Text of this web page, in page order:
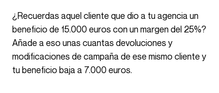
¿Recuerdas aquel cliente que dio a tu agencia un
beneficio de 15.000 euros con un margen del 25%?
Añade a eso unas cuantas devoluciones y
modificaciones de campaña de ese mismo cliente y
tu beneficio baja a 7.000 euros.